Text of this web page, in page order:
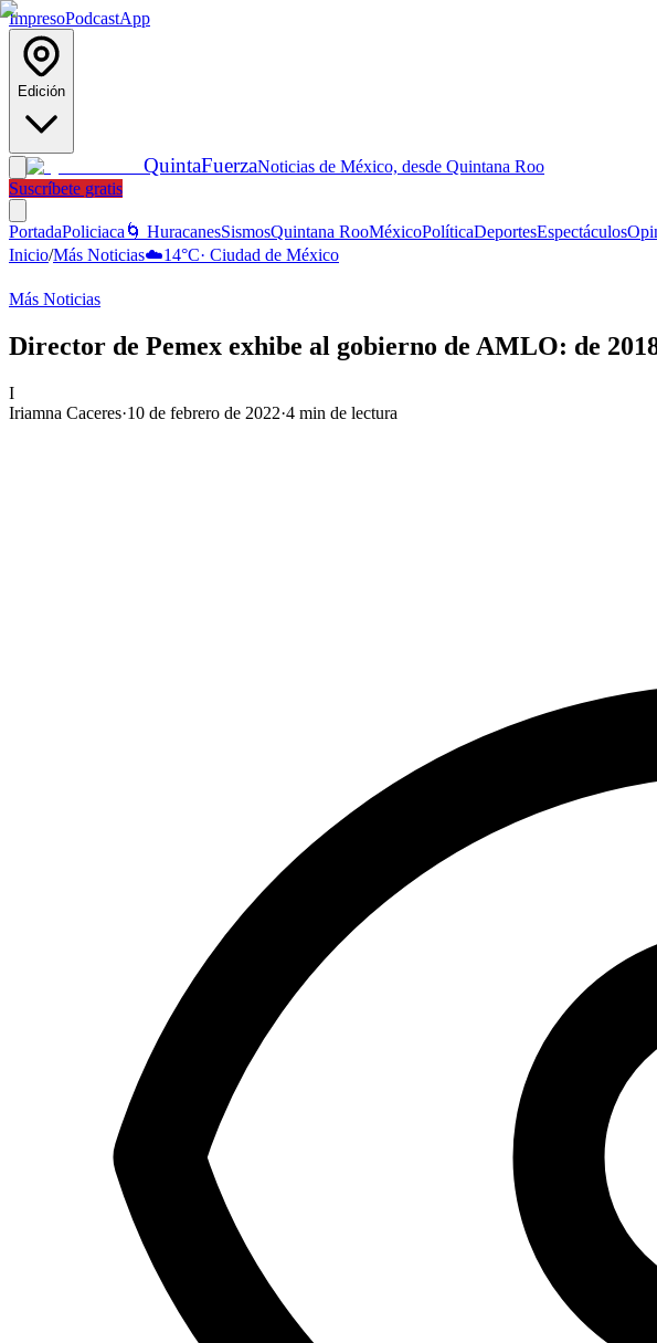
ImpresoPodcastApp
Edición
QuintaFuerzaNoticias de México, desde Quintana Roo
Suscríbete gratis
PortadaPoliciaca 🌀 HuracanesSismosQuintana RooMéxicoPolíticaDeportesEspectáculos
Inicio/Más Noticias☁️14°C· Ciudad de México
Más Noticias
Director de Pemex exhibe al gobierno de AMLO: de
I
Iriamna Caceres·10 de febrero de 2022·4 min de lectura